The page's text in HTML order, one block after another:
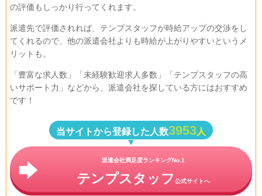
の評価もしっかり行ってくれます。
派遣先で評価されれば、 テンプスタッフが時給アップの交渉をし
てくれるので、他の派遣会社よりも時給が上がりやすいというメ
リットも。
「豊富な求人数」「 未経験歓迎求人多数」「 テンプスタッフの高
いサポート力」などから、派遣会社を探している方にはおすすめ
です！
当サイトから登録した人数3953人
派遣会社満足度ランキングNo.1
テンプスタッフ 公式サイトへ